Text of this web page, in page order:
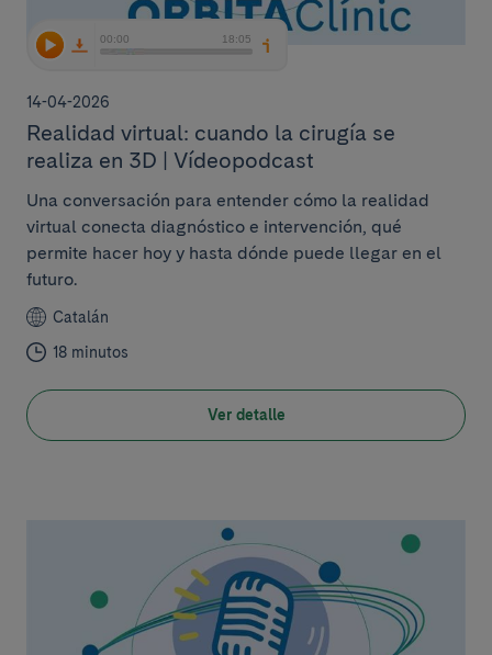
14-04-2026
Realidad virtual: cuando la cirugía se
realiza en 3D | Vídeopodcast
Una conversación para entender cómo la realidad
virtual conecta diagnóstico e intervención, qué
permite hacer hoy y hasta dónde puede llegar en el
futuro.
Catalán
18 minutos
Ver detalle